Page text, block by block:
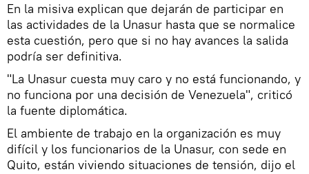
En la misiva explican que dejarán de participar en
las actividades de la Unasur hasta que se normalice
esta cuestión, pero que si no hay avances la salida
podría ser definitiva.
"La Unasur cuesta muy caro y no está funcionando, y
no funciona por una decisión de Venezuela", criticó
la fuente diplomática.
El ambiente de trabajo en la organización es muy
difícil y los funcionarios de la Unasur, con sede en
Quito, están viviendo situaciones de tensión, dijo el